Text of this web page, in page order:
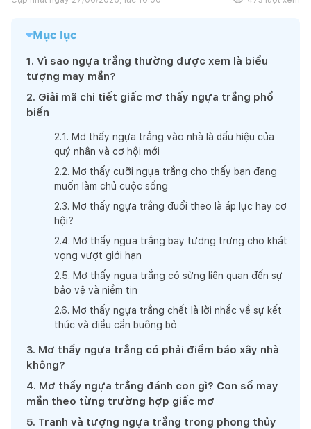
Mục lục
1. Vì sao ngựa trắng thường được xem là biểu
tượng may mắn?
2. Giải mã chi tiết giấc mơ thấy ngựa trắng phổ
biến
2.1 . Mơ thấy ngựa trắng vào nhà là dấu hiệu của
quý nhân và cơ hội mới
2.2. Mơ thấy cưỡi ngựa trắng cho thấy bạn đang
muốn làm chủ cuộc sống
2.3. Mơ thấy ngựa trắng đuổi theo là áp lực hay cơ
hội?
2.4. Mơ thấy ngựa trắng bay tượng trưng cho khát
vọng vượt giới hạn
2.5. Mơ thấy ngựa trắng có sừng liên quan đến sự
bảo vệ và niềm tin
2.6. Mơ thấy ngựa trắng chết là lời nhắc về sự kết
thúc và điều cần buông bỏ
3. Mơ thấy ngựa trắng có phải điềm báo xây nhà
không?
4. Mơ thấy ngựa trắng đánh con gì? Con số may
mắn theo từng trường hợp giấc mơ
5. Tranh và tượng ngựa trắng trong phong thủy